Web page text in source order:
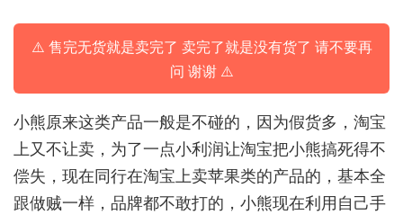
⚠️ 售完无货就是卖完了 卖完了就是没有货了 请不要再
问 谢谢 ⚠️
小熊原来这类产品一般是不碰的，因为假货多，淘宝
上又不让卖，为了一点小利润让淘宝把小熊搞死得不
偿失，现在同行在淘宝上卖苹果类的产品的，基本全
跟做贼一样，品牌都不敢打的，小熊现在利用自己手